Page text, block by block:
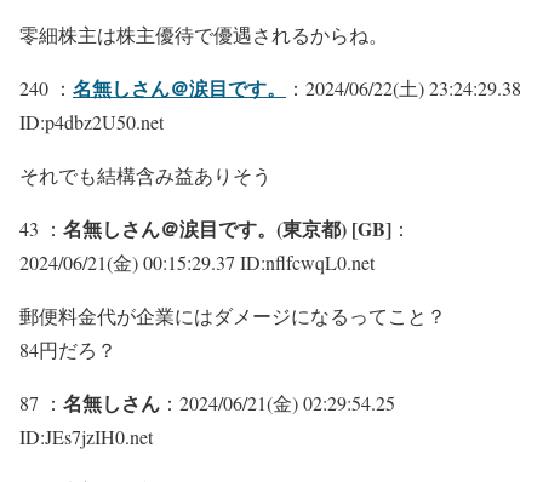
零細株主は株主優待で優遇されるからね。
240 ： 名無しさん＠涙目です。
：2024/06/22(土) 23:24:29.38
ID:p4dbz2U50.net
それでも結構含み益ありそう
43 ： 名無しさん＠涙目です。(東京都) [GB] ：
2024/06/21(金) 00:15:29.37 ID:nflfcwqL0.net
郵便料金代が企業にはダメージになるってこと？
84円だろ？
87 ： 名無しさん ：2024/06/21(金) 02:29:54.25
ID:JEs7jzIH0.net